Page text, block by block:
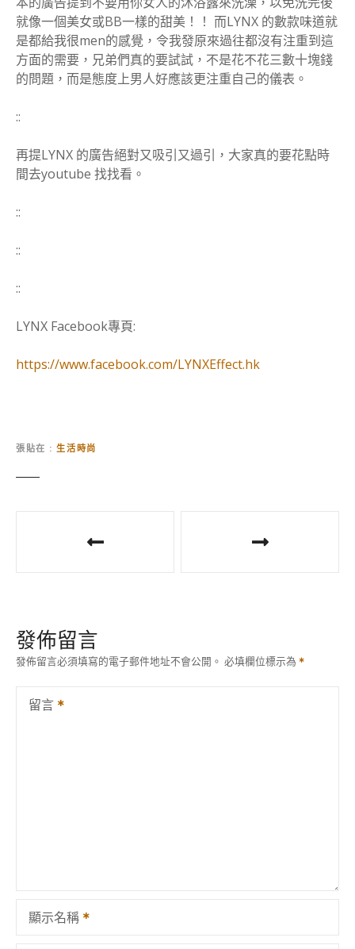
就像一個美女或BB一樣的甜美！！ 而LYNX 的數款味道就
是都給我很men的感覺，令我發原來過往都沒有注重到這
方面的需要，兄弟們真的要試試，不是花不花三數十塊錢
的問題，而是態度上男人好應該更注重自己的儀表。
::
再提LYNX 的廣告絕對又吸引又過引，大家真的要花點時
間去youtube 找找看。
::
::
::
LYNX Facebook專頁:
https://www.facebook.com/LYNXEffect.hk
張貼在 生活時尚
發佈留言
發佈留言必須填寫的電子郵件地址不會公開。 必填欄位標示為
留言
顯示名稱